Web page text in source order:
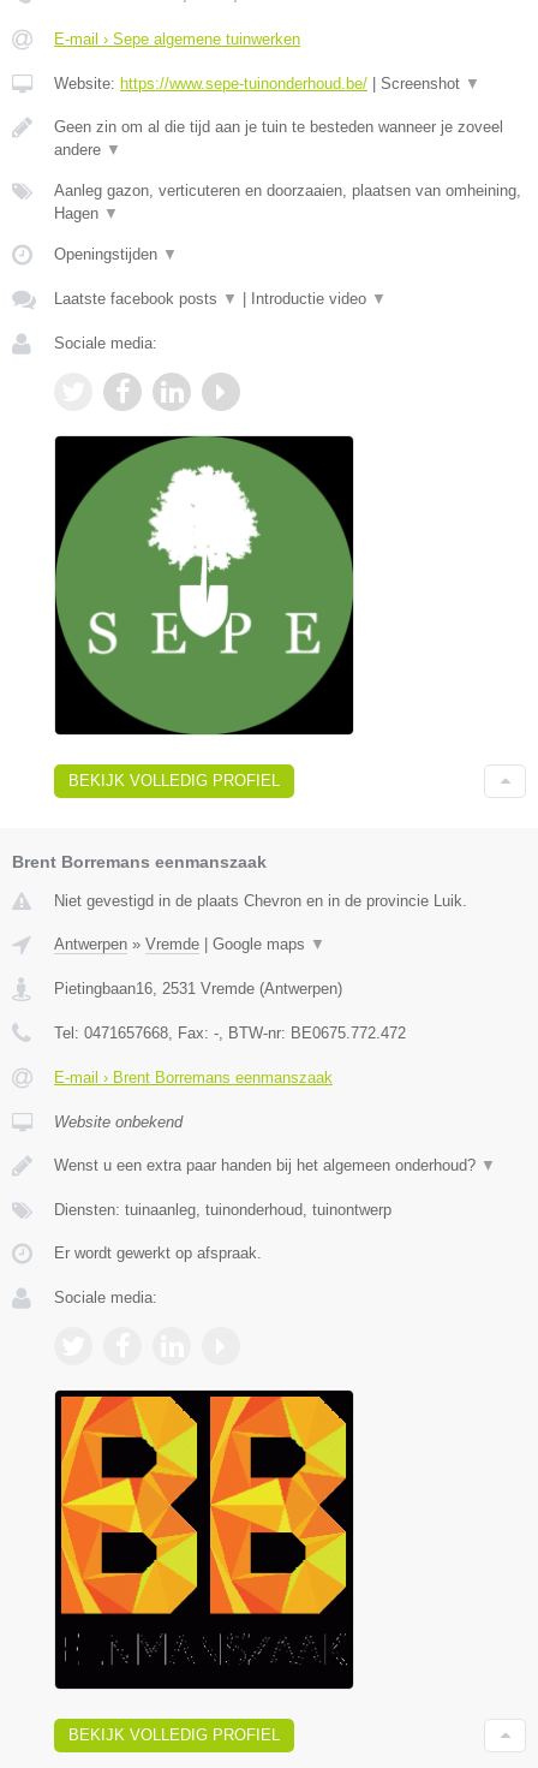
E-mail › Sepe algemene tuinwerken
Website: https://www.sepe-tuinonderhoud.be/ Screenshot ▼
Geen zin om al die tijd aan je tuin te besteden wanneer je zoveel
andere ▼
Aanleg gazon, verticuteren en doorzaaien, plaatsen van omheining,
Hagen ▼
Openingstijden ▼
Laatste facebook posts ▼ Introductie video ▼
Sociale media:
BEKIJK VOLLEDIG PROFIEL
Brent Borremans eenmanszaak
Niet gevestigd in de plaats Chevron en in de provincie Luik.
Antwerpen » Vremde Google maps ▼
Pietingbaan16, 2531 Vremde (Antwerpen)
Tel: 0471657668, Fax: -, BTW-nr: BE0675.772.472
E-mail › Brent Borremans eenmanszaak
Website onbekend
Wenst u een extra paar handen bij het algemeen onderhoud? ▼
Diensten: tuinaanleg, tuinonderhoud, tuinontwerp
Er wordt gewerkt op afspraak.
Sociale media:
BEKIJK VOLLEDIG PROFIEL